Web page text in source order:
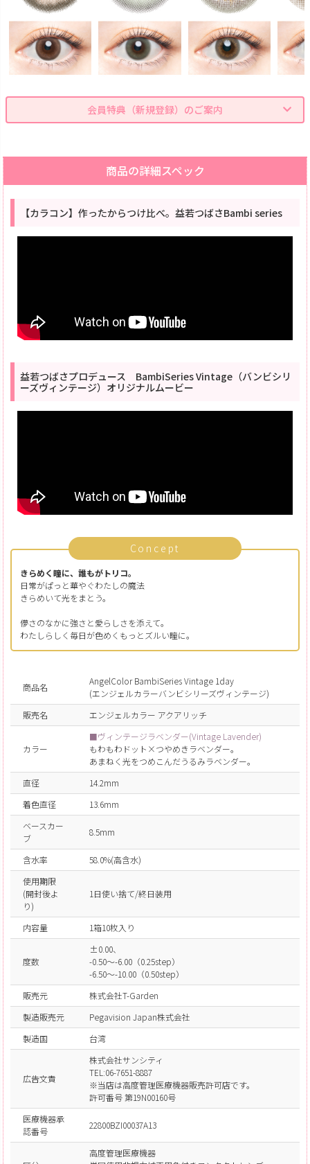
会員特典（新規登録）のご案内
商品の詳細スペック
【カラコン】作ったからつけ比べ。益若つばさBambi series
益若つばさプロデュース BambiSeries Vintage（バンビシリ
ーズヴィンテージ）オリジナルムービー
Concept
きらめく瞳に、誰もがトリコ。
日常がぱっと華やぐわたしの魔法
きらめいて光をまとう。
儚さのなかに強さと愛らしさを添えて。
わたしらしく毎日が色めくもっとズルい瞳に。
商品名
AngelColor BambiSeries Vintage 1day
(エンジェルカラーバンビシリーズヴィンテージ)
販売名
エンジェルカラー アクアリッチ
カラー
■ヴィンテージラベンダー(Vintage Lavender)
もわもわドット×つやめきラベンダー。
あまねく光をつめこんだうるみラベンダー。
直径
14.2mm
着色直径
13.6mm
ベースカー
ブ
8.5mm
含水率
58.0%(高含水)
使用期限
(開封後よ
り)
1日使い捨て/終日装用
内容量 1箱10枚入り
度数
±0.00、
-0.50～-6.00（0.25step）
-6.50～-10.00（0.50step）
販売元
株式会社T-Garden
製造販売元
Pegavision Japan株式会社
製造国
台湾
広告文責
株式会社サンシティ
TEL:06-7651-8887
※当店は高度管理医療機器販売許可店です。
許可番号 第19N00160号
医療機器承
認番号
22800BZI00037A13
高度管理医療機器